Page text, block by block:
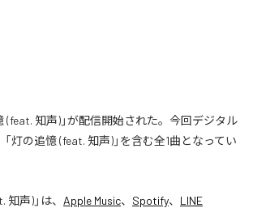
(feat. 知声)」が配信開始された。今回デジタル
灯の追憶 (feat. 知声)」を含む全1曲となってい
知声)」は、 Apple Music、 Spotify、 LINE